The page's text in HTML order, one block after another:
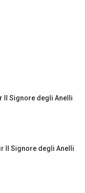
Il Signore degli Anelli
Il Signore degli Anelli